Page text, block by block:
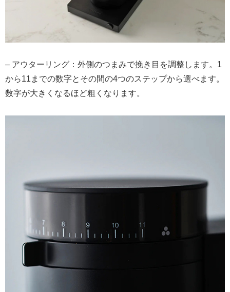
– アウターリング：外側のつまみで挽き目を調整します。1
から11までの数字とその間の4つのステップから選べます。
数字が大きくなるほど粗くなります。